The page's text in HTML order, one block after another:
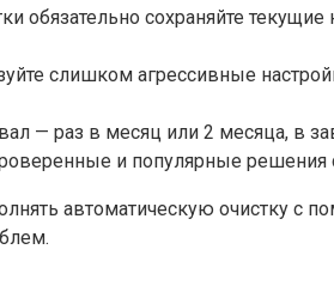
обязательно сохраняйте
слишком агрессивные
— раз в месяц или 2 месяца, в
и популярные
автоматическую очистку с